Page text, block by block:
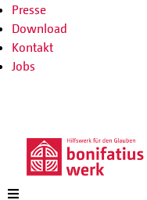
Presse
Download
Kontakt
Jobs